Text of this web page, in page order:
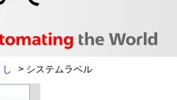
し > システムラベル